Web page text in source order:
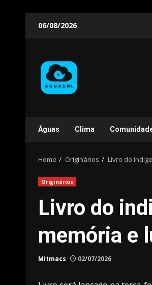
06/08/2026
Águas Clima
Home Originários Livro do
Originários
Livro do
memória e
Mitmacs 02/07/2026